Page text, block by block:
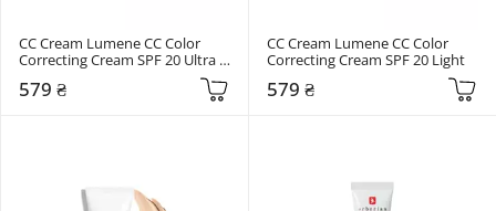
СС Cream Lumene CC Color
Correcting Cream SPF 20 Ultra
579 ₴
СС Cream Lumene CC Color
Correcting Cream SPF 20 Light
579 ₴